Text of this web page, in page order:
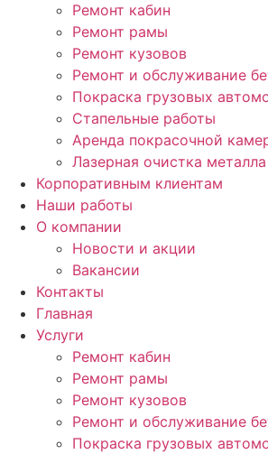
Ремонт кабин
Ремонт рамы
Ремонт кузовов
Ремонт и обслуживание
Покраска грузовых
Стапельные работы
Аренда покрасочной
Лазерная очистка металла
Корпоративным клиентам
Наши работы
О компании
Новости и акции
Вакансии
Контакты
Главная
Услуги
Ремонт кабин
Ремонт рамы
Ремонт кузовов
Ремонт и обслуживание
Покраска грузовых